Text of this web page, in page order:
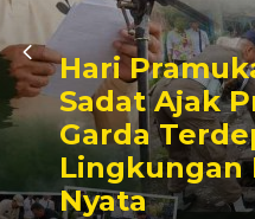
Hari
Sadat Ajak
Garda
Lingkungan
Nyata